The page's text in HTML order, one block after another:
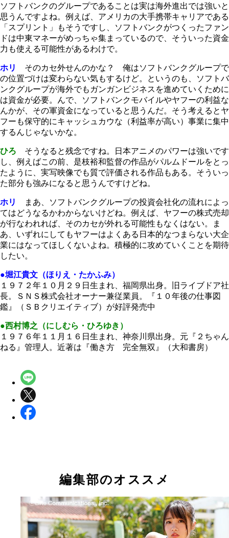
ソフトバンクのグループであることは実は海外進出では強いと
思うんですよね。例えば、アメリカの大手携帯キャリアである
「スプリント」もそうですし、ソフトバンクがつくったファン
ドは中東マネーがめっちゃ集まっているので、そういった資金
力も使える可能性があるわけで。
ホリ
そのカセ外せんのかな？ 俺はソフトバンクグループで
の位置づけは変わらない気もするけど。というのも、ソフトバ
ンクグループが海外でもガンガンビジネスを進めていくために
は資金が必要。んで、ソフトバンクモバイルやヤフーの利益な
んかが、その軍資金になっていると思うんだ。そう考えるとヤ
フーも保守的にキャッシュカウな（利益率が高い）事業に集中
するんじゃないかな。
ひろ そうなると残念ですね。日本アニメのパワーは強いです
し、例えばこの前、是枝裕和監督の作品がパルムドールをとっ
たように、実写映像でも質で評価される作品もある。そういっ
た部分も強みになると思うんですけどね。
ホリ
まあ、ソフトバンクグループの投資会社化の流れによっ
てはどうなるかわからないけどね。例えば、ヤフーの株式売却
が行なわれれば、そのカセが外れる可能性もなくはない。ま
あ、いずれにしてもヤフーはよくある日本的なつまらない大企
業にはなってほしくないよね。積極的に攻めていくことを期待
したい。
●堀江貴文（ほりえ・たかふみ）
１９７２年１０月２９日生まれ、福岡県出身。旧ライブドア社
長。ＳＮＳ株式会社オーナー兼従業員。『１０年後の仕事図
鑑』（ＳＢクリエイティブ）が好評発売中
●西村博之（にしむら・ひろゆき）
１９７６年１１月１６日生まれ、神奈川県出身。元『２ちゃん
ねる』管理人。近著は『働き方 完全無双』（大和書房）
編集部のオススメ